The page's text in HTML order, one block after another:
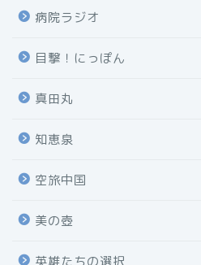
病院ラジオ
目撃！にっぽん
真田丸
知恵泉
空旅中国
美の壺
英雄たちの選択